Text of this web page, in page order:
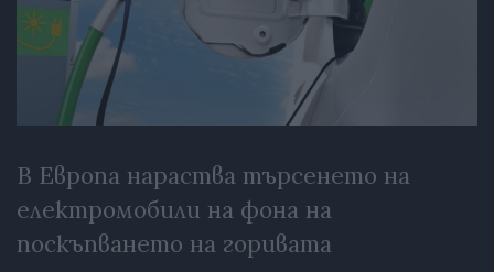
В Европа нараства търсенето на
електромобили на фона на
поскъпването на горивата